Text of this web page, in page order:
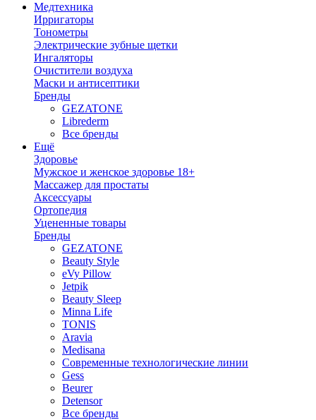
Медтехника
Ирригаторы
Тонометры
Электрические зубные щетки
Ингаляторы
Очистители воздуха
Маски и антисептики
Бренды
GEZATONE
Librederm
Все бренды
Ещё
Здоровье
Мужское и женское здоровье 18+
Массажер для простаты
Аксессуары
Ортопедия
Уцененные товары
Бренды
GEZATONE
Beauty Style
eVy Pillow
Jetpik
Beauty Sleep
Minna Life
TONIS
Aravia
Medisana
Современные технологические линии
Gess
Beurer
Detensor
Все бренды